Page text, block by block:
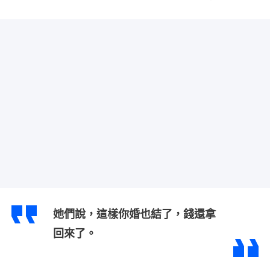
她們說，這樣你婚也結了，錢還拿
回來了。